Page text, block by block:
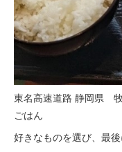
東名高速道路 静岡県
ごはん
好きなものを選び、最